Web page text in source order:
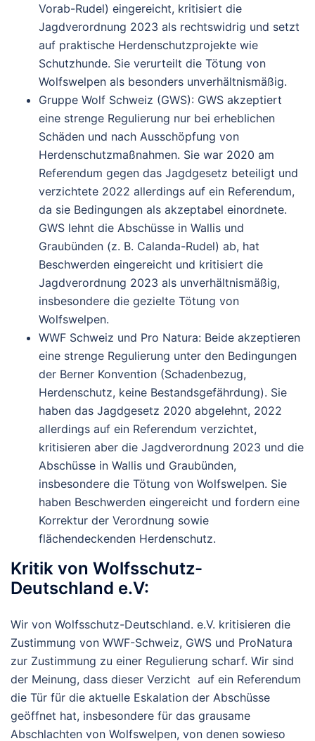
Vorab-Rudel) eingereicht, kritisiert die
Jagdverordnung 2023 als rechtswidrig und setzt
auf praktische Herdenschutzprojekte wie
Schutzhunde. Sie verurteilt die Tötung von
Wolfswelpen als besonders unverhältnismäßig.
Gruppe Wolf Schweiz (GWS): GWS akzeptiert
eine strenge Regulierung nur bei erheblichen
Schäden und nach Ausschöpfung von
Herdenschutzmaßnahmen. Sie war 2020 am
Referendum gegen das Jagdgesetz beteiligt und
verzichtete 2022 allerdings auf ein Referendum,
da sie Bedingungen als akzeptabel einordnete.
GWS lehnt die Abschüsse in Wallis und
Graubünden (z. B. Calanda-Rudel) ab, hat
Beschwerden eingereicht und kritisiert die
Jagdverordnung 2023 als unverhältnismäßig,
insbesondere die gezielte Tötung von
Wolfswelpen.
WWF Schweiz und Pro Natura: Beide akzeptieren
eine strenge Regulierung unter den Bedingungen
der Berner Konvention (Schadenbezug,
Herdenschutz, keine Bestandsgefährdung). Sie
haben das Jagdgesetz 2020 abgelehnt, 2022
allerdings auf ein Referendum verzichtet,
kritisieren aber die Jagdverordnung 2023 und die
Abschüsse in Wallis und Graubünden,
insbesondere die Tötung von Wolfswelpen. Sie
haben Beschwerden eingereicht und fordern eine
Korrektur der Verordnung sowie
flächendeckenden Herdenschutz.
Kritik von Wolfsschutz-
Deutschland e.V:
Wir von Wolfsschutz-Deutschland. e.V. kritisieren die
Zustimmung von WWF-Schweiz, GWS und ProNatura
zur Zustimmung zu einer Regulierung scharf. Wir sind
der Meinung, dass dieser Verzicht auf ein Referendum
die Tür für die aktuelle Eskalation der Abschüsse
geöffnet hat, insbesondere für das grausame
Abschlachten von Wolfswelpen, von denen sowieso